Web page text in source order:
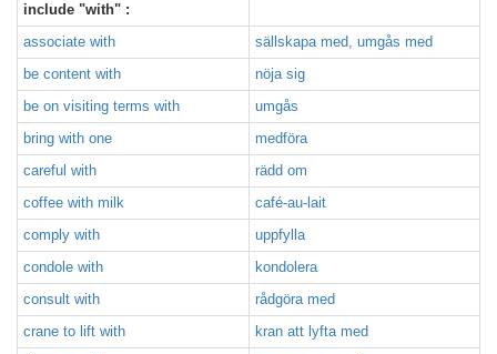
include "with" :
associate with
sällskapa med, umgås med
be content with
nöja sig
be on visiting terms with
umgås
bring with one
medföra
careful with
rädd om
coffee with milk
café-au-lait
comply with
uppfylla
condole with
kondolera
consult with
rådgöra med
crane to lift with
kran att lyfta med